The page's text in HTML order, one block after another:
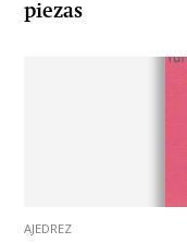
piezas
AJEDREZ